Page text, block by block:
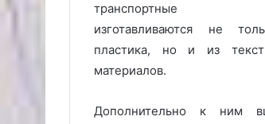
транспортные
изготавливаются не
пластика, но и из
материалов.
Дополнительно к ним